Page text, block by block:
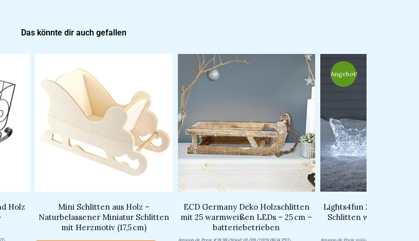
Das könnte dir auch gefallen
Holz
Mini Schlitten aus Holz –
Naturbelassener Miniatur Schlitten
mit Herzmotiv (17,5 cm)
ECD Germany Deko Holzschlitten
mit 25 warmweißen LEDs – 25 cm –
batteriebetrieben​
Angebot!
Lights4fun 240er LED
Schlitten weiß